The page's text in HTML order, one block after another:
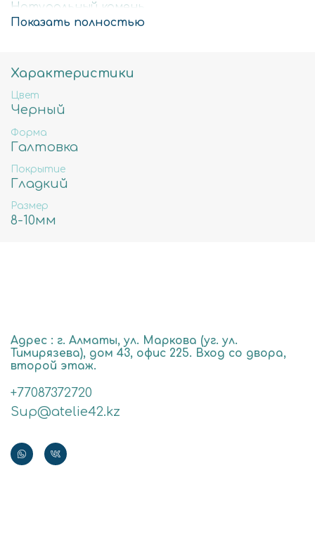
Натуральный камень.
45шт, вес 32гр, отверстие примерно 1мм.
Показать полностью
Характеристики
Цвет
Черный
Форма
Галтовка
Покрытие
Гладкий
Размер
8-10мм
Адрес : г. Алматы, ул. Маркова (уг. ул.
Тимирязева), дом 43, офис 225. Вход со двора,
второй этаж.
+77087372720
Sup@atelie42.kz